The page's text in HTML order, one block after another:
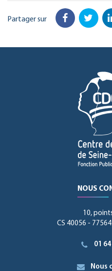
Partager sur Facebook
NOUS
10,
CS 40056 -
01
Nous